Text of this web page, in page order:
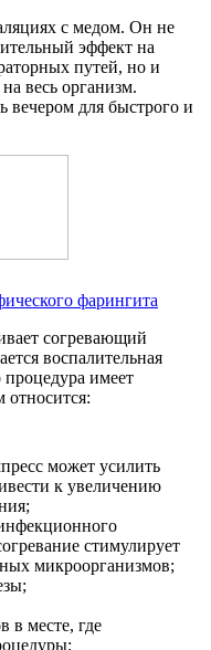
с медом. Он не
эффект на
путей, но и
весь организм.
вечером для быстрого и
фарингита
согревающий
воспалительная
имеет
относится:
может усилить
к увеличению
стимулирует
микроорганизмов;
в месте, где